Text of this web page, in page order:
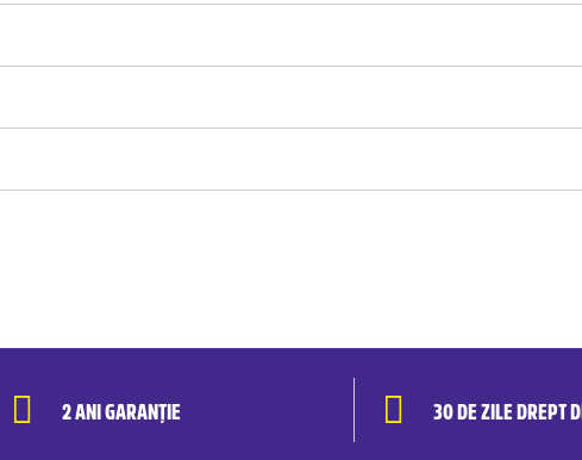
2 ANI GARANȚIE 30 DE ZILE DREPT